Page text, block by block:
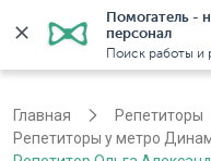
Помогатель -
персонал
Поиск работы и
Главная Репетиторы
Репетиторы у метро